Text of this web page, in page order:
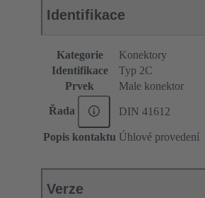
Identifikace
Kategorie
Konektory
Identifikace
Typ 2C
Prvek
Male konektor
Řada DIN 41612
Popis kontaktu Úhlové provedení
Verze